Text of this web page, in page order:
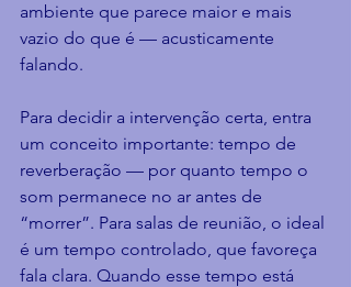
ambiente que parece maior e mais
vazio do que é — acusticamente
falando.
Para decidir a intervenção certa, entra
um conceito importante: tempo de
reverberação — por quanto tempo o
som permanece no ar antes de
“morrer”. Para salas de reunião, o ideal
é um tempo controlado, que favoreça
fala clara. Quando esse tempo está